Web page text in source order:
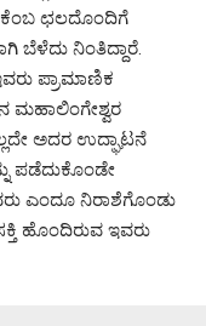
ಛಲದೊಂದಿಗೆ
ನಿಂತಿದ್ದಾರೆ.
ಪ್ರಾಮಾಣಿಕ
ಮಹಾಲಿಂಗೇಶ್ವರ
ಅದರ ಉದ್ಘಾಟನೆ
ಪಡೆದುಕೊಂಡೇ
ಎಂದೂ ನಿರಾಶೆಗೊಂಡು
ಹೊಂದಿರುವ ಇವರು